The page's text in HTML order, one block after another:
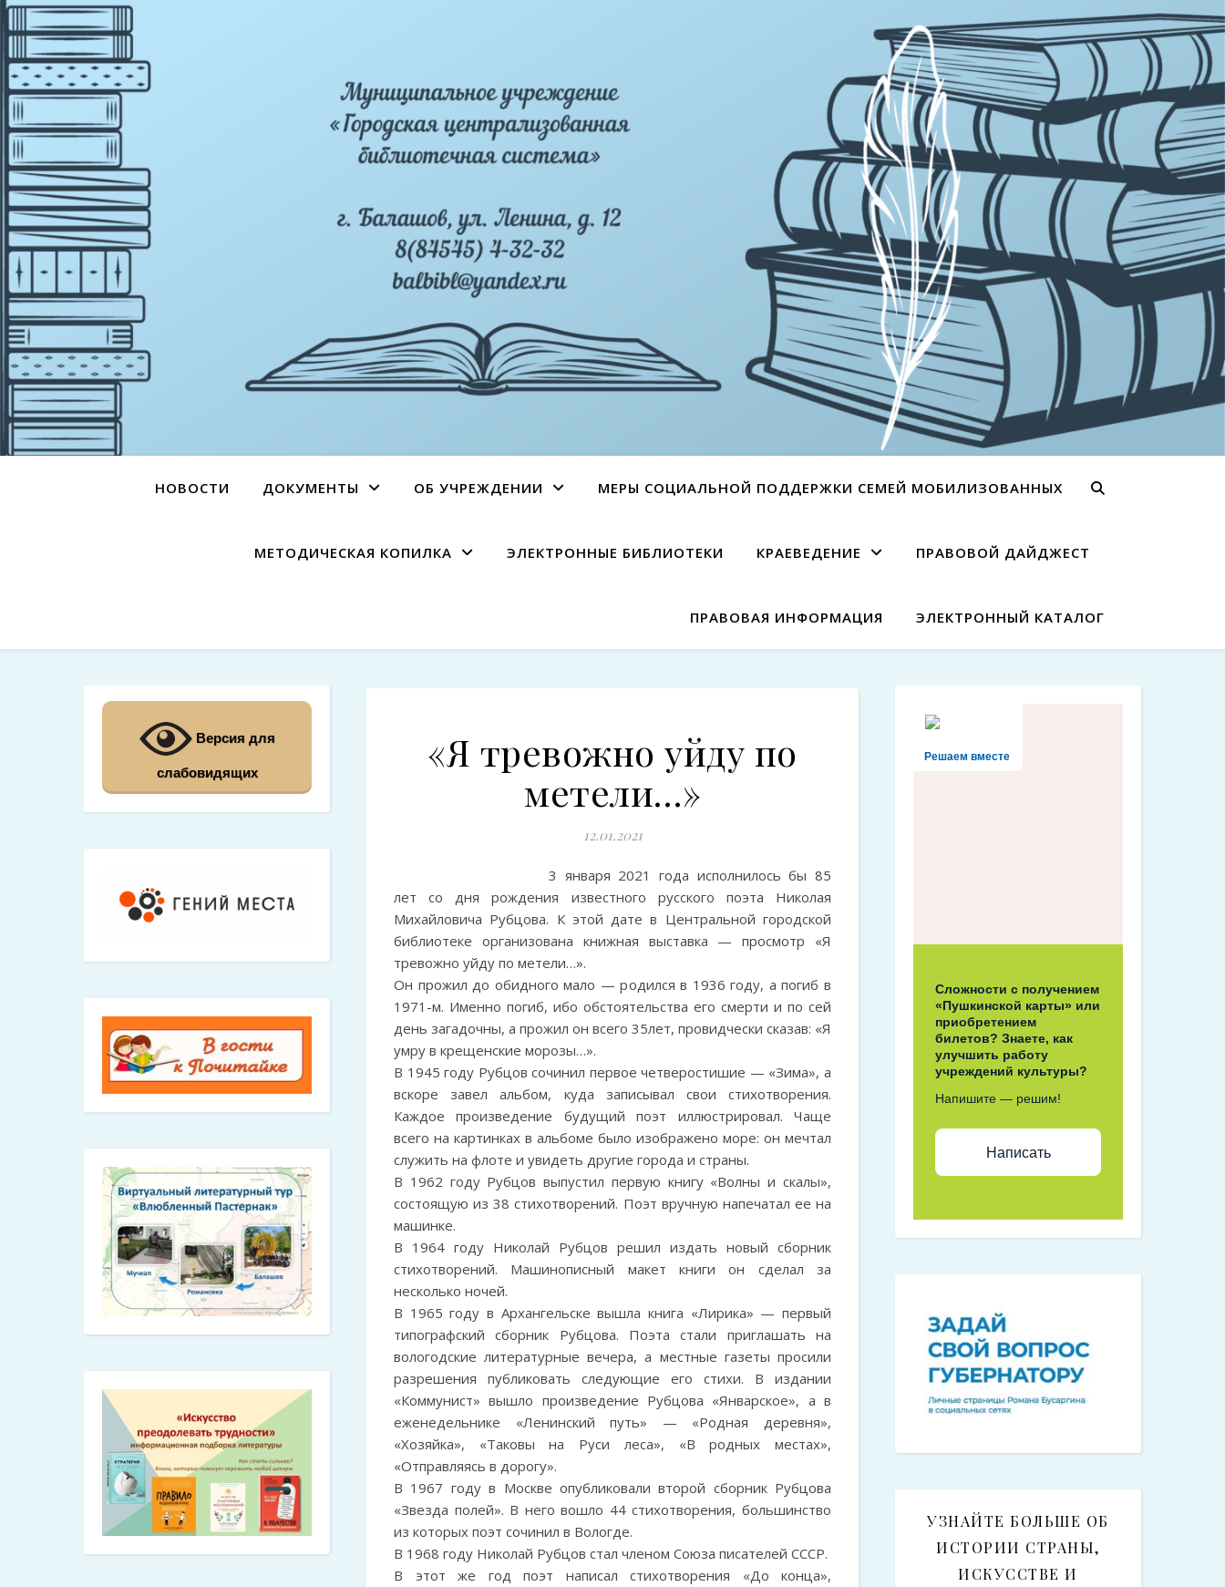
НОВОСТИ ДОКУМЕНТЫ ОБ УЧРЕЖДЕНИИ МЕРЫ СОЦИАЛЬНОЙ ПОДДЕРЖКИ СЕМЕЙ МОБИЛИЗОВАННЫХ
МЕТОДИЧЕСКАЯ КОПИЛКА ЭЛЕКТРОННЫЕ БИБЛИОТЕКИ КРАЕВЕДЕНИЕ ПРАВОВОЙ ДАЙДЖЕСТ
ПРАВОВАЯ ИНФОРМАЦИЯ ЭЛЕКТРОННЫЙ КАТАЛОГ
Версия для
слабовидящих
«Я тревожно уйду по
метели…»
12.01.2021
3 января 2021 года исполнилось бы 85
лет со дня рождения известного русского поэта Николая
Михайловича Рубцова. К этой дате в Центральной городской
библиотеке организована книжная выставка — просмотр «Я
тревожно уйду по метели…».
Он прожил до обидного мало — родился в 1936 году, а погиб в
1971-м. Именно погиб, ибо обстоятельства его смерти и по сей
день загадочны, а прожил он всего 35лет, провидчески сказав: «Я
умру в крещенские морозы…».
В 1945 году Рубцов сочинил первое четверостишие — «Зима», а
вскоре завел альбом, куда записывал свои стихотворения.
Каждое произведение будущий поэт иллюстрировал. Чаще
всего на картинках в альбоме было изображено море: он мечтал
служить на флоте и увидеть другие города и страны.
В 1962 году Рубцов выпустил первую книгу «Волны и скалы»,
состоящую из 38 стихотворений. Поэт вручную напечатал ее на
машинке.
В 1964 году Николай Рубцов решил издать новый сборник
стихотворений. Машинописный макет книги он сделал за
несколько ночей.
В 1965 году в Архангельске вышла книга «Лирика» — первый
типографский сборник Рубцова. Поэта стали приглашать на
вологодские литературные вечера, а местные газеты просили
разрешения публиковать следующие его стихи. В издании
«Коммунист» вышло произведение Рубцова «Январское», а в
еженедельнике «Ленинский путь» — «Родная деревня»,
«Хозяйка», «Таковы на Руси леса», «В родных местах»,
«Отправляясь в дорогу».
В 1967 году в Москве опубликовали второй сборник Рубцова
«Звезда полей». В него вошло 44 стихотворения, большинство
из которых поэт сочинил в Вологде.
В 1968 году Николай Рубцов стал членом Союза писателей СССР.
В этот же год поэт написал стихотворения «До конца»,
Решаем вместе
Сложности с получением
«Пушкинской карты» или
приобретением
билетов? Знаете, как
улучшить работу
учреждений культуры?
Напишите — решим!
Написать
УЗНАЙТЕ БОЛЬШЕ ОБ
ИСТОРИИ СТРАНЫ,
ИСКУССТВЕ И